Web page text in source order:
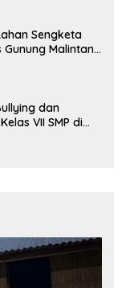
Sengketa
Malintang
dan
VII SMP di